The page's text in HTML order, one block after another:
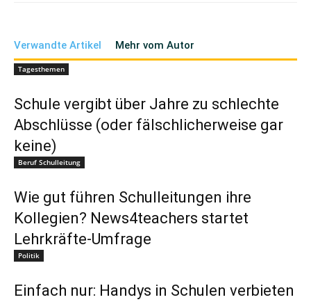
Verwandte Artikel Mehr vom Autor
Tagesthemen
Schule vergibt über Jahre zu schlechte
Abschlüsse (oder fälschlicherweise gar
keine)
Beruf Schulleitung
Wie gut führen Schulleitungen ihre
Kollegien? News4teachers startet
Lehrkräfte-Umfrage
Politik
Einfach nur: Handys in Schulen verbieten